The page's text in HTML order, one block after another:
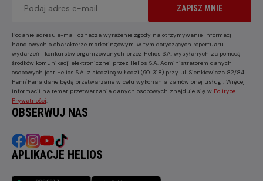
ZAPISZ MNIE
Podanie adresu e-mail oznacza wyrażenie zgody na otrzymywanie informacji
handlowych o charakterze marketingowym, w tym dotyczących repertuaru,
wydarzeń i konkursów organizowanych przez Helios S.A. wysyłanych za pomocą
środków komunikacji elektronicznej przez Helios S.A. Administratorem danych
osobowych jest Helios S.A. z siedzibą w Łodzi (90-318) przy ul. Sienkiewicza 82/84.
Pani/Pana dane będą przetwarzane w celu wykonania zamówionej usługi. Więcej
informacji na temat przetwarzania danych osobowych znajduje się w Polityce
Prywatności
OBSERWUJ NAS
APLIKACJE HELIOS